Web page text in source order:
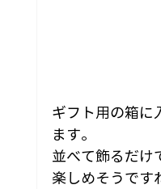
ギフト用の箱に
ます。
並べて飾るだけ
楽しめそうです